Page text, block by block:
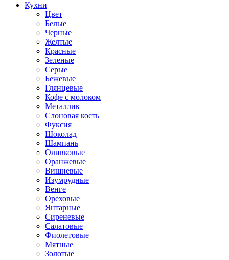
Кухни
Цвет
Белые
Черные
Желтые
Красные
Зеленые
Серые
Бежевые
Глянцевые
Кофе с молоком
Металлик
Слоновая кость
Фуксия
Шоколад
Шампань
Оливковые
Оранжевые
Вишневые
Изумрудные
Венге
Ореховые
Янтарные
Сиреневые
Салатовые
Фиолетовые
Мятные
Золотые